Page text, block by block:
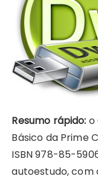
Resumo rápido: o
Básico da Prime
ISBN 978-85-
autoestudo, com